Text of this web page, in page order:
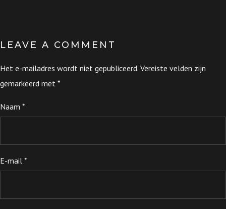
LEAVE A COMMENT
Het e-mailadres wordt niet gepubliceerd. Vereiste velden zijn
gemarkeerd met *
Naam *
E-mail *